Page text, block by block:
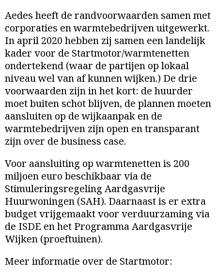
Aedes heeft de randvoorwaarden samen met
corporaties en warmtebedrijven uitgewerkt.
In april 2020 hebben zij samen een landelijk
kader voor de Startmotor/warmtenetten
ondertekend (waar de partijen op lokaal
niveau wel van af kunnen wijken.) De drie
voorwaarden zijn in het kort: de huurder
moet buiten schot blijven, de plannen moeten
aansluiten op de wijkaanpak en de
warmtebedrijven zijn open en transparant
zijn over de business case.
Voor aansluiting op warmtenetten is 200
miljoen euro beschikbaar via de
Stimuleringsregeling Aardgasvrije
Huurwoningen (SAH). Daarnaast is er extra
budget vrijgemaakt voor verduurzaming via
de ISDE en het Programma Aardgasvrije
Wijken (proeftuinen).
Meer informatie over de Startmotor: